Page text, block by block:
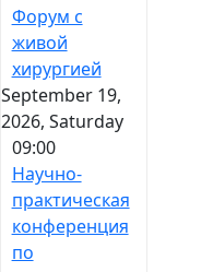
Форум с
живой
хирургией
September 19,
2026, Saturday
09:00
Научно-
практическая
конференция
по